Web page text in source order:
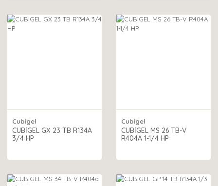
Cubigel
CUBİGEL GX 23 TB R134A
3/4 HP
Cubigel
CUBİGEL MS 26 TB-V
R404A 1-1/4 HP